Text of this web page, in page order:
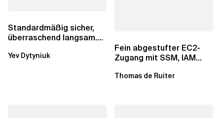
Standardmäßig sicher,
überraschend langsam.
über die RDS...
Yev Dytyniuk
Fein abgestufter EC2-
Zugang mit SSM, IAM
Thomas de Ruiter